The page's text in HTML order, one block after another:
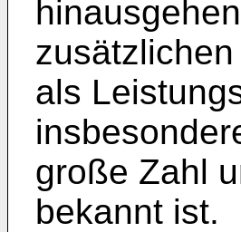
als
große Zahl
bekannt ist.